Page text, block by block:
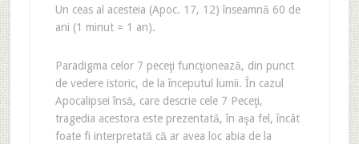
Un ceas al acesteia (Apoc. 17, 12) înseamnă 60 de
ani (1 minut = 1 an).
Paradigma celor 7 peceţi funcţionează, din punct
de vedere istoric, de la începutul lumii. În cazul
Apocalipsei însă, care descrie cele 7 Peceţi,
tragedia acestora este prezentată, în aşa fel, încât
foate fi interpretată că ar avea loc abia de la